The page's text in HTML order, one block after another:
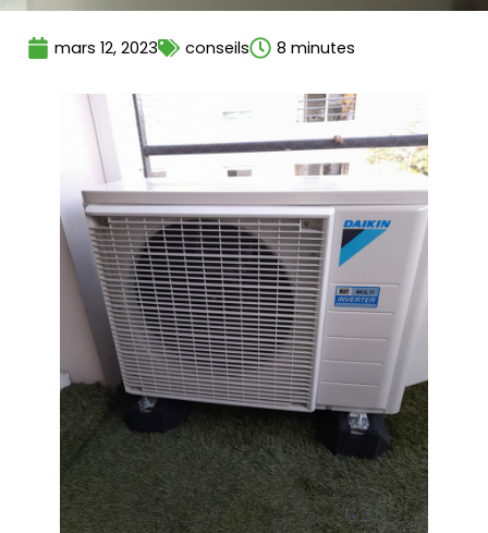
mars 12, 2023 conseils 8 minutes